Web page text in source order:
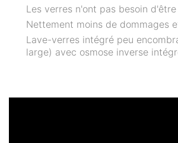
Les verres n'ont pas besoin
Nettement moins de dommages
Lave-verres intégré peu
large) avec osmose inverse